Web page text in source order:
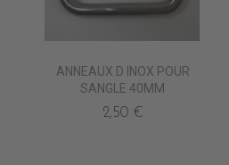
ANNEAUX D INOX POUR
SANGLE 40MM
2,50 €